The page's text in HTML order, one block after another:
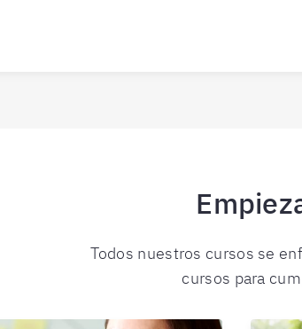
Todos nuestros cursos se
cursos para